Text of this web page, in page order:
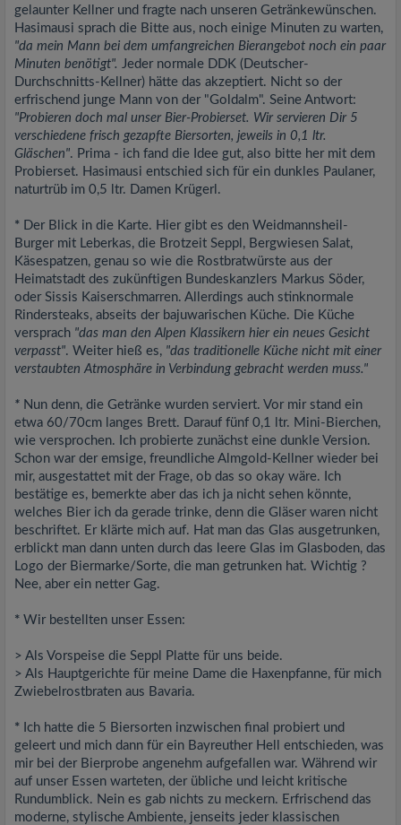
gelaunter Kellner und fragte nach unseren Getränkewünschen.
Hasimausi sprach die Bitte aus, noch einige Minuten zu warten,
"da mein Mann bei dem umfangreichen Bierangebot noch ein paar
Minuten benötigt". Jeder normale DDK (Deutscher-
Durchschnitts-Kellner) hätte das akzeptiert. Nicht so der
erfrischend junge Mann von der "Goldalm". Seine Antwort:
"Probieren doch mal unser Bier-Probierset. Wir servieren Dir 5
verschiedene frisch gezapfte Biersorten, jeweils in 0,1 ltr.
Gläschen". Prima - ich fand die Idee gut, also bitte her mit dem
Probierset. Hasimausi entschied sich für ein dunkles Paulaner,
naturtrüb im 0,5 ltr. Damen Krügerl.
* Der Blick in die Karte. Hier gibt es den Weidmannsheil-
Burger mit Leberkas, die Brotzeit Seppl, Bergwiesen Salat,
Käsespatzen, genau so wie die Rostbratwürste aus der
Heimatstadt des zukünftigen Bundeskanzlers Markus Söder,
oder Sissis Kaiserschmarren. Allerdings auch stinknormale
Rindersteaks, abseits der bajuwarischen Küche. Die Küche
versprach "das man den Alpen Klassikern hier ein neues Gesicht
verpasst". Weiter hieß es, "das traditionelle Küche nicht mit einer
verstaubten Atmosphäre in Verbindung gebracht werden muss."
* Nun denn, die Getränke wurden serviert. Vor mir stand ein
etwa 60/70cm langes Brett. Darauf fünf 0,1 ltr. Mini-Bierchen,
wie versprochen. Ich probierte zunächst eine dunkle Version.
Schon war der emsige, freundliche Almgold-Kellner wieder bei
mir, ausgestattet mit der Frage, ob das so okay wäre. Ich
bestätige es, bemerkte aber das ich ja nicht sehen könnte,
welches Bier ich da gerade trinke, denn die Gläser waren nicht
beschriftet. Er klärte mich auf. Hat man das Glas ausgetrunken,
erblickt man dann unten durch das leere Glas im Glasboden, das
Logo der Biermarke/Sorte, die man getrunken hat. Wichtig ?
Nee, aber ein netter Gag.
* Wir bestellten unser Essen:
> Als Vorspeise die Seppl Platte für uns beide.
> Als Hauptgerichte für meine Dame die Haxenpfanne, für mich
Zwiebelrostbraten aus Bavaria.
* Ich hatte die 5 Biersorten inzwischen final probiert und
geleert und mich dann für ein Bayreuther Hell entschieden, was
mir bei der Bierprobe angenehm aufgefallen war. Während wir
auf unser Essen warteten, der übliche und leicht kritische
Rundumblick. Nein es gab nichts zu meckern. Erfrischend das
moderne, stylische Ambiente, jenseits jeder klassischen